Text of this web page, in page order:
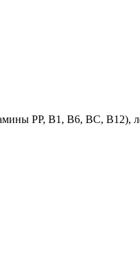
РР, В1, В6, ВС, В12),